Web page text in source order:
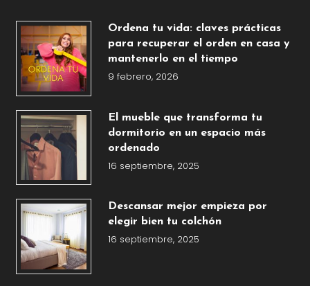
Ordena tu vida: claves prácticas
para recuperar el orden en casa y
mantenerlo en el tiempo
9 febrero, 2026
El mueble que transforma tu
dormitorio en un espacio más
ordenado
16 septiembre, 2025
Descansar mejor empieza por
elegir bien tu colchón
16 septiembre, 2025